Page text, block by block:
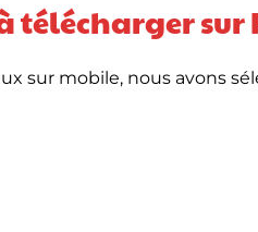
télécharger sur
sur mobile, nous avons